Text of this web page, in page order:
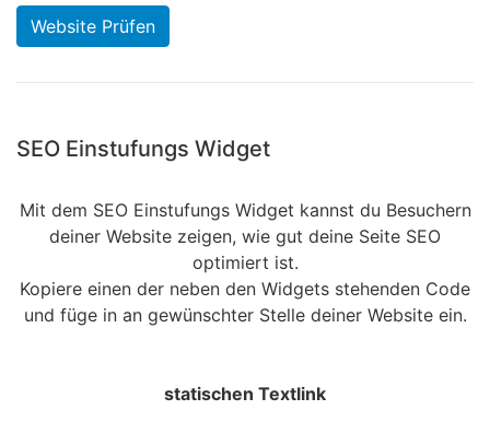
Website Prüfen
SEO Einstufungs Widget
Mit dem SEO Einstufungs Widget kannst du Besuchern
deiner Website zeigen, wie gut deine Seite SEO
optimiert ist.
Kopiere einen der neben den Widgets stehenden Code
und füge in an gewünschter Stelle deiner Website ein.
statischen Textlink